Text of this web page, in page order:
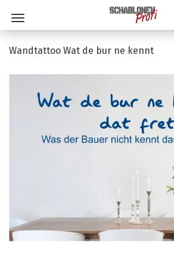
Wandtattoo Wat de bur ne kennt